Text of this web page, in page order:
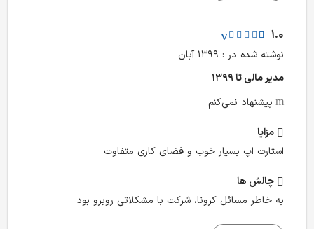
1.0
نوشته شده در : ۱۳۹۹ آبان
مدیر مالی تا ۱۳۹۹
پیشنهاد نمی‌کنم
مزایا
استارت اپ بسیار خوب و فضای کاری متفاوت
چالش‌ ها
به خاطر مسائل کرونا، شرکت با مشکلاتی روبرو بود